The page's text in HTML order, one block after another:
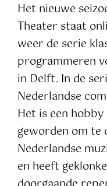
Het nieuwe
Theater staat
weer de serie
programmeren
in Delft. In de
Nederlandse
Het is een
geworden om te
Nederlandse
en heeft